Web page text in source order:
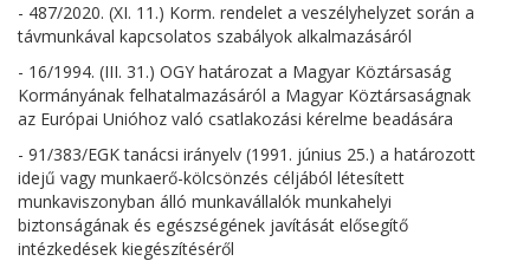
- 487/2020. (XI. 11.) Korm. rendelet a veszélyhelyzet során a
távmunkával kapcsolatos szabályok alkalmazásáról
- 16/1994. (III. 31.) OGY határozat a Magyar Köztársaság
Kormányának felhatalmazásáról a Magyar Köztársaságnak
az Európai Unióhoz való csatlakozási kérelme beadására
- 91/383/EGK tanácsi irányelv (1991. június 25.) a határozott
idejű vagy munkaerő-kölcsönzés céljából létesített
munkaviszonyban álló munkavállalók munkahelyi
biztonságának és egészségének javítását elősegítő
intézkedések kiegészítéséről